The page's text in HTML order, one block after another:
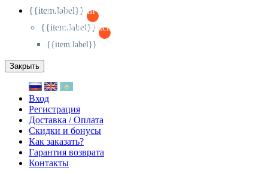
{{item.label}}
{{activeItem==item.id?'-
{{item.label}}
{{activeSubitem==item.id?'-
{{item.label}}
Закрыть
Вход
Регистрация
Доставка / Оплата
Скидки и бонусы
Как заказать?
Гарантия возврата
Контакты